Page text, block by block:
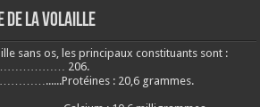
DE LA VOLAILLE
sans os, les principaux constituants sont :
206.
: 20,6 grammes.